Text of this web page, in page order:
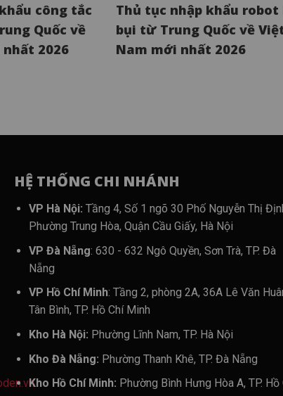
công tắc
Quốc về
2026
Thủ tục nhập khẩu robot
bụi từ Trung Quốc về
Nam mới nhất 2026
HỆ THỐNG CHI NHÁNH
VP Hà Nội: Tầng 4, Số 1 ngõ 30 Phố Nguyễn Thị
Phường Trung Hòa, Quận Cầu Giấy, Hà Nội
VP Đà Nẵng: 630 - 632 Ngô Quyền, Sơn Trà, TP. Đà
Nẵng
VP Hồ Chí Minh: Tầng 2, phòng 2A, 36A Lê Văn
Tân Bình, TP. Hồ Chí Minh
Kho Hà Nội: Phường Lĩnh Nam, TP. Hà Nội
Kho Đà Nẵng: Phường Thanh Khê, TP. Đà Nẵng
Kho Hồ Chí Minh: Phường Bình Hưng Hòa A, TP. Hồ